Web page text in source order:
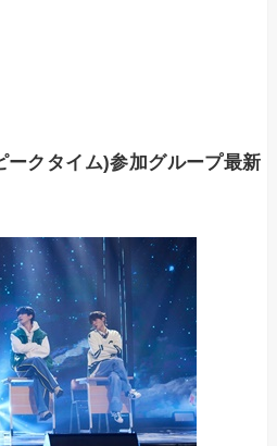
ークタイム)参加グループ最新